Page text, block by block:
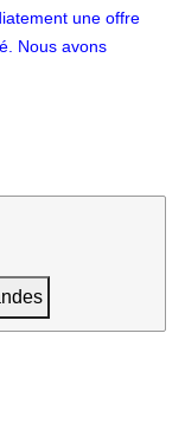
une offre
Nous avons